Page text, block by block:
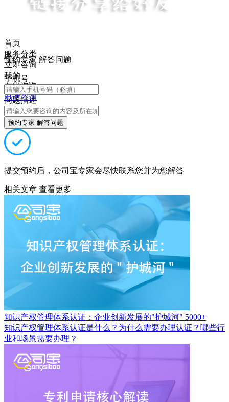
首页
服务分类
立即咨询
我的
在线咨询
电话咨询
预约专家 解答问题
手机号
问题描述
预约专家 解答问题
提交预约后，公司宝专家会尽快联系您并为您解答
相关文章 查看更多
知识产权管理体系认证：企业创新发展的"护城河" 5000+
知识产权管理体系认证是什么？为什么需要办理认证？哪些行
业和场景需要办理？